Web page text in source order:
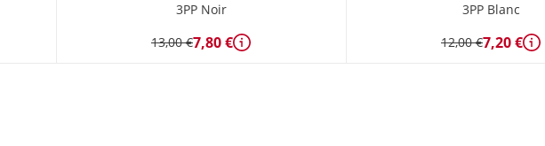
3PP Noir
13,00 €7,80 € Détails
3PP Blanc
12,00 €7,20 €